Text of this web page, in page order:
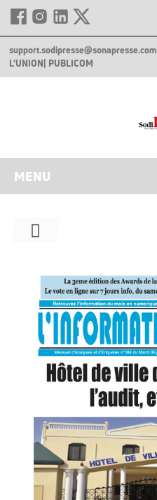
support.sodipresse@sonapresse.com
L'UNION | PUBLICOM
MENU